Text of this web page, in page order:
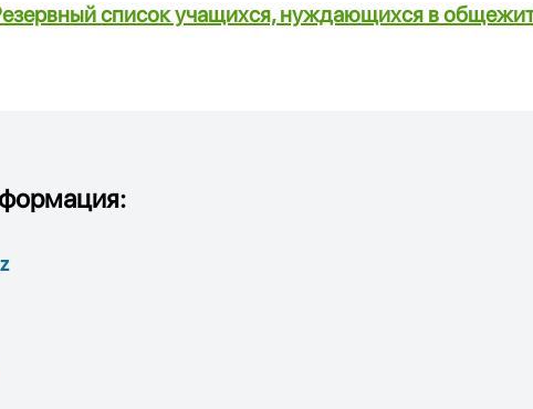
список учащихся, нуждающихся в